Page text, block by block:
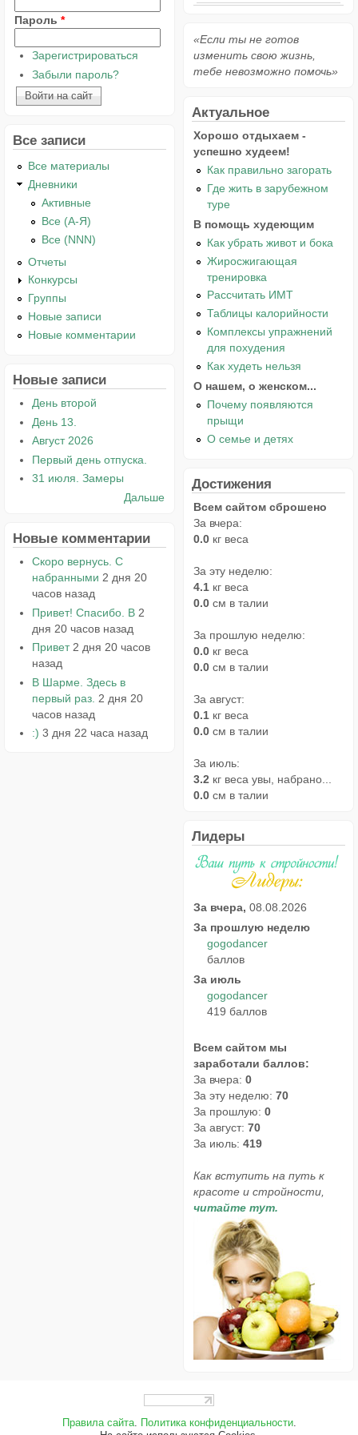
Пароль *
Зарегистрироваться
Забыли пароль?
Все записи
Все материалы
Дневники
Активные
Все (А-Я)
Все (NNN)
Отчеты
Конкурсы
Группы
Новые записи
Новые комментарии
Новые записи
День второй
День 13.
Август 2026
Первый день отпуска.
31 июля. Замеры
Дальше
Новые комментарии
Скоро вернусь. С
набранными 2 дня 20
часов назад
Привет! Спасибо. В 2
дня 20 часов назад
Привет 2 дня 20 часов
назад
В Шарме. Здесь в
первый раз. 2 дня 20
часов назад
:) 3 дня 22 часа назад
«Если ты не готов
изменить свою жизнь,
тебе невозможно помочь»
Актуальное
Хорошо отдыхаем -
успешно худеем!
Как правильно загорать
Где жить в зарубежном
туре
В помощь худеющим
Как убрать живот и бока
Жиросжигающая
тренировка
Рассчитать ИМТ
Таблицы калорийности
Комплексы упражнений
для похудения
Как худеть нельзя
О нашем, о женском...
Почему появляются
прыщи
О семье и детях
Достижения
Всем сайтом сброшено
За вчера:
0.0 кг веса
За эту неделю:
4.1 кг веса
0.0 см в талии
За прошлую неделю:
0.0 кг веса
0.0 см в талии
За август:
0.1 кг веса
0.0 см в талии
За июль:
3.2 кг веса увы, набрано...
0.0 см в талии
Лидеры
За вчера, 08.08.2026
За прошлую неделю
gogodancer
баллов
За июль
gogodancer
419 баллов
Всем сайтом мы
заработали баллов:
За вчера: 0
За эту неделю: 70
За прошлую: 0
За август: 70
За июль: 419
Как вступить на путь к
красоте и стройности,
читайте тут.
Правила сайта. Политика конфиденциальности.